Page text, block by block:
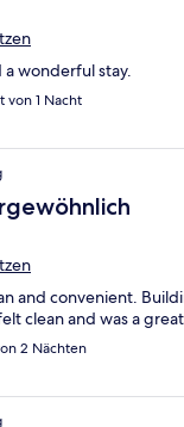
wonderful stay.
von 1 Nacht
and convenient.
clean and was a
2 Nächten